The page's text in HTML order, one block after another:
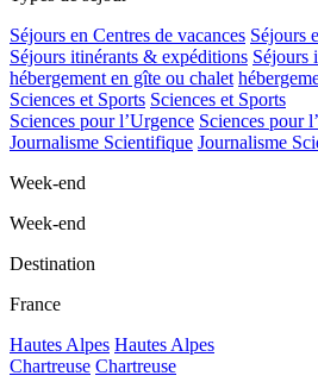
Séjours en Centres de vacances Séjours
Séjours itinérants & expéditions Séjours
hébergement en gîte ou chalet
Sciences et Sports Sciences et Sports
Sciences pour l’Urgence Sciences pour
Journalisme Scientifique Journalisme
Week-end
Week-end
Destination
France
Hautes Alpes Hautes Alpes
Chartreuse Chartreuse